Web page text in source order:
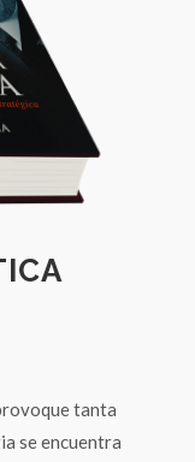
tanta
se encuentra